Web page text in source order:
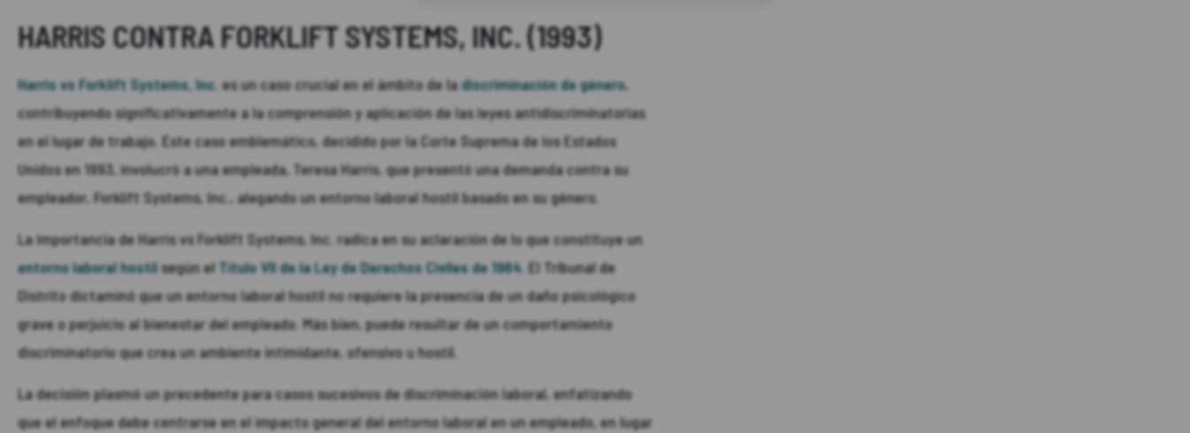
HARRIS CONTRA FORKLIFT SYSTEMS, INC. (1993)
Harris vs Forklift Systems, Inc. es un caso crucial en el ámbito de ladiscriminación de género,
contribuyendo significativamente a la comprensión y aplicación de las leyes antidiscriminatorias
en el lugar de trabajo. Este caso emblemático, decidido por la Corte Suprema de los Estados
Unidos en 1993, involucró a una empleada, Teresa Harris, que presentó una demanda contra su
empleador, Forklift Systems, Inc., alegando un entorno laboral hostil basado en su género.
La importancia de Harris vs Forklift Systems, Inc. radica en su aclaración de lo que constituye un
entorno laboral hostilsegún el Título VII de la Ley de Derechos Civiles de 1964. El Tribunal de
Distrito dictaminó que un entorno laboral hostil no requiere la presencia de un daño psicológico
grave o perjuicio al bienestar del empleado. Más bien, puede resultar de un comportamiento
discriminatorio que crea un ambiente intimidante, ofensivo u hostil.
La decisión plasmó un precedente para casos sucesivos de discriminación laboral, enfatizando
que el enfoque debe centrarse en el impacto general del entorno laboral en un empleado, en lugar